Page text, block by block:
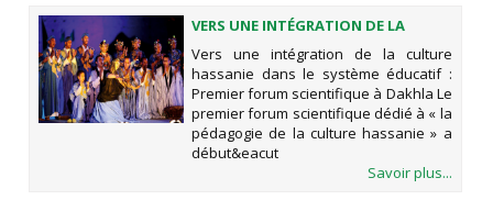
VERS UNE INTÉGRATION DE LA
CULTURE HASSANIE DANS LE
SYSTÈME ÉDUCATIF : PREMIER
FORUM SCIENTIFIQUE À DAKHLA
Vers une intégration de la culture
hassanie dans le système éducatif :
Premier forum scientifique à Dakhla Le
premier forum scientifique dédié à « la
pédagogie de la culture hassanie » a
début&eacut
Savoir plus...